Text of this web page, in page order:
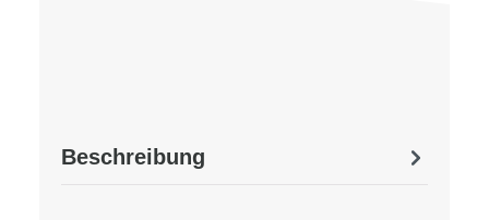
Beschreibung